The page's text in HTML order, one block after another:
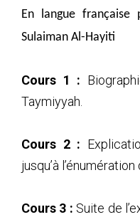
Hayiti_2006_12_17
18 (18) Al-'Aqidah Al-
Hayiti_2007_01_07
20 (20) Al-'Aqidah Al-
Hayiti_2007_01_14
Hayiti_2007_01_21
22
(22) Al-'Aqidah Al-
Hayiti_2007_01_28
En langue française
Sulaiman Al-Hayiti
Cours 1 :
Taymiyyah.
Cours 2 :
jusqu’à
Cours 3 : Suite de